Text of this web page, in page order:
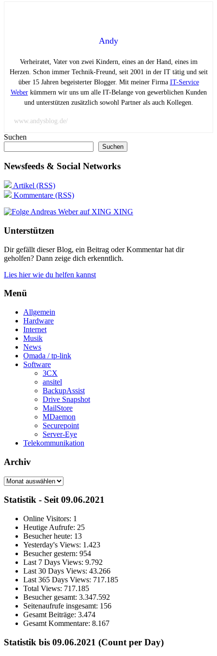
Andy
Verheiratet, Vater von zwei Kindern, eines an der Hand, eines im
Herzen. Schon immer Technik-Freund, seit 2001 in der IT tätig und seit
über 15 Jahren begeisterter Blogger. Mit meiner Firma IT-Service
Weberkümmern wir uns um alle IT-Belange von gewerblichen Kunden
und unterstützen zusätzlich sowohl Partner als auch Kollegen.
www.andysblog.de/
Suchen
Suchen
Newsfeeds & Social Networks
Artikel (RSS)
Kommentare (RSS)
XING
Unterstützen
Dir gefällt dieser Blog, ein Beitrag oder Kommentar hat dir
geholfen? Dann zeige dich erkenntlich.
Lies hier wie du helfen kannst
Menü
Allgemein
Hardware
Internet
Musik
News
Omada / tp-link
Software
3CX
ansitel
BackupAssist
Drive Snapshot
MailStore
MDaemon
Securepoint
Server-Eye
Telekommunikation
Archiv
Archiv
Statistik - Seit 09.06.2021
Online Visitors: 1
Heutige Aufrufe: 25
Besucher heute: 13
Yesterday's Views: 1.423
Besucher gestern: 954
Last 7 Days Views: 9.792
Last 30 Days Views: 43.266
Last 365 Days Views: 717.185
Total Views: 717.185
Besucher gesamt: 3.347.592
Seitenaufrufe insgesamt: 156
Gesamt Beiträge: 3.474
Gesamt Kommentare: 8.167
Statistik bis 09.06.2021 (Count per Day)